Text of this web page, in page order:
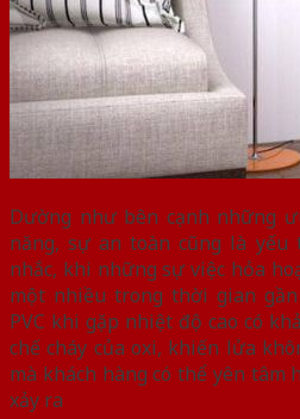
Dường như bên cạnh những
năng, sự an toàn cũng là
nhắc, khi những sự việc hỏa
một nhiều trong thời gian
PVC khi gặp nhiệt độ cao có
chế cháy của oxi, khiến lửa
mà khách hàng có thể yên
xảy ra